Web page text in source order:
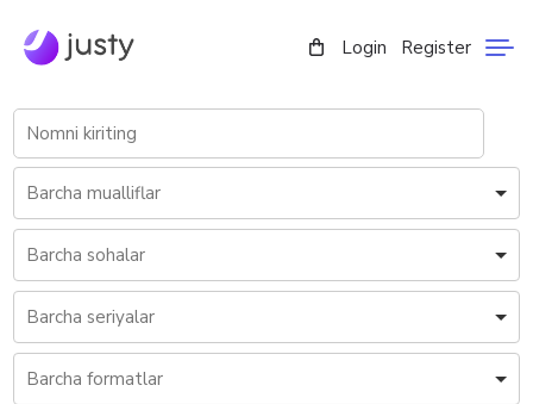
Login Register